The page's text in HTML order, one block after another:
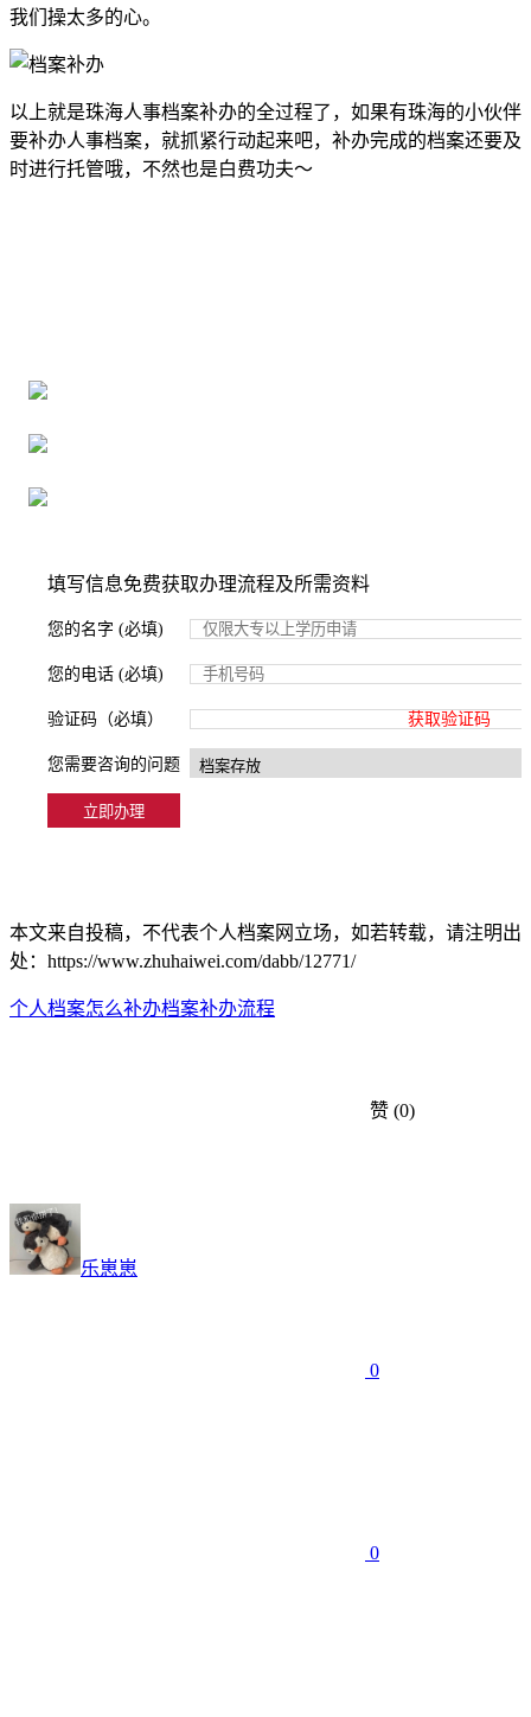
我们操太多的心。
以上就是珠海人事档案补办的全过程了，如果有珠海的小伙伴
要补办人事档案，就抓紧行动起来吧，补办完成的档案还要及
时进行托管哦，不然也是白费功夫～
填写信息免费获取办理流程及所需资料
您的名字 (必填)
您的电话 (必填)
验证码（必填） 获取验证码
您需要咨询的问题
本文来自投稿，不代表个人档案网立场，如若转载，请注明出
处：https://www.zhuhaiwei.com/dabb/12771/
个人档案怎么补办档案补办流程
赞 (0)
乐崽崽
0
0